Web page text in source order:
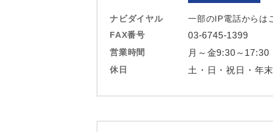
ナビダイヤル
一部のIP電話からは
FAX番号
03-6745-1399
営業時間 月～金9:30～17:30
休日 土・日・祝日・年
ホテル